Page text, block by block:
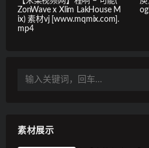
ZonWave x Xlim LakHouse M
ix) 素材vj [www.mqmix.com].
mp4
素材展示